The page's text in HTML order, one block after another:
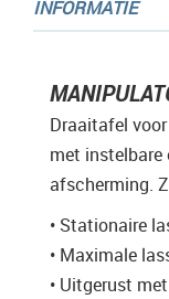
gallerij
INFORMATIE
Draaitafel
met instelbare
afscherming.
• Stationaire
• Maximale
• Uitgerust